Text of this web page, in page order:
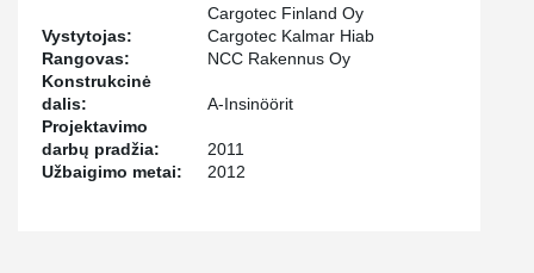
Vystytojas:
Cargotec Finland Oy
Cargotec Kalmar Hiab
Rangovas:
NCC Rakennus Oy
Konstrukcinė
dalis:
A-Insinöörit
Projektavimo
darbų pradžia:
2011
Užbaigimo metai:
2012